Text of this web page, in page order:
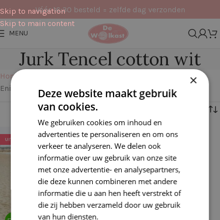
Skip to navigation
Skip to main content
Vóór 16:30 besteld = zelfde dag verzonden
MENU
Jurk Tencel cotton wit
Home
Enig resultaat
UITVERKOCHT
×
Deze website maakt gebruik
van cookies.
We gebruiken cookies om inhoud en
advertenties te personaliseren en om ons
verkeer te analyseren. We delen ook
informatie over uw gebruik van onze site
met onze advertentie- en analysepartners,
die deze kunnen combineren met andere
informatie die u aan hen heeft verstrekt of
die zij hebben verzameld door uw gebruik
van hun diensten.